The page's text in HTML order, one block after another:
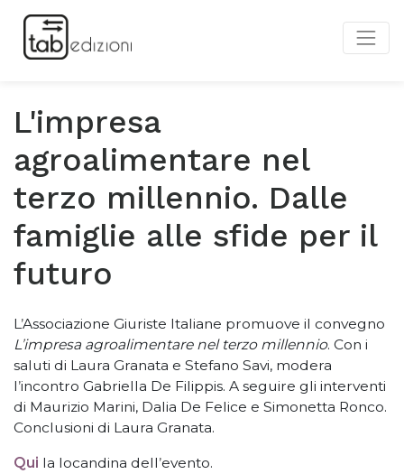
L'impresa
agroalimentare nel
terzo millennio. Dalle
famiglie alle sfide per il
futuro
L’Associazione Giuriste Italiane promuove il convegno
L’impresa agroalimentare nel terzo millennio. Con i
saluti di Laura Granata e Stefano Savi, modera
l’incontro Gabriella De Filippis. A seguire gli interventi
di Maurizio Marini, Dalia De Felice e Simonetta Ronco.
Conclusioni di Laura Granata.
Qui la locandina dell’evento.